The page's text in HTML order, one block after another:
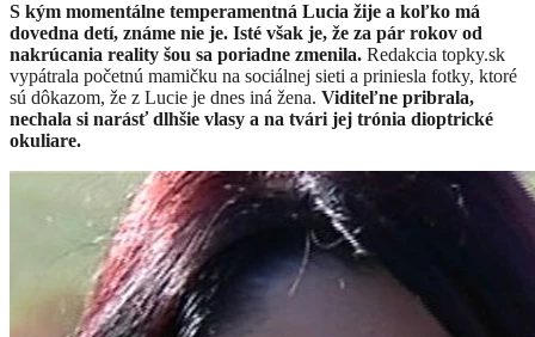
S kým momentálne temperamentná Lucia žije a koľko má
dovedna detí, známe nie je. Isté však je, že za pár rokov od
nakrúcania reality šou sa poriadne zmenila. Redakcia topky.sk
vypátrala početnú mamičku na sociálnej sieti a priniesla fotky, ktoré
sú dôkazom, že z Lucie je dnes iná žena. Viditeľne pribrala,
nechala si narásť dlhšie vlasy a na tvári jej trónia dioptrické
okuliare.